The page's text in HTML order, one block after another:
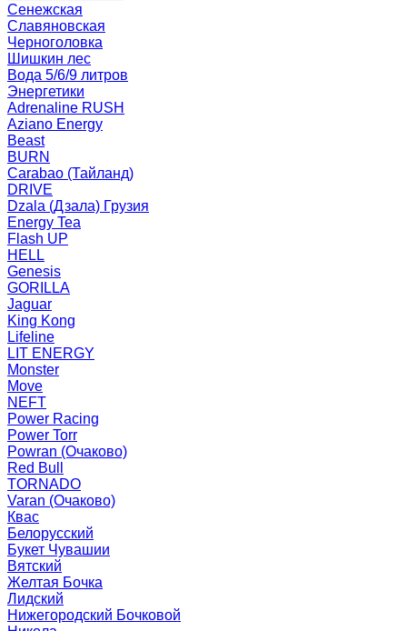
Сенежская
Славяновская
Черноголовка
Шишкин лес
Вода 5/6/9 литров
Энергетики
Adrenaline RUSH
Aziano Energy
Beast
BURN
Carabao (Тайланд)
DRIVE
Dzala (Дзала) Грузия
Energy Tea
Flash UP
HELL
Genesis
GORILLA
Jaguar
King Kong
Lifeline
LIT ENERGY
Monster
Move
NEFT
Power Racing
Power Torr
Powran (Очаково)
Red Bull
TORNADO
Varan (Очаково)
Квас
Белорусский
Букет Чувашии
Вятский
Желтая Бочка
Лидский
Нижегородский Бочковой